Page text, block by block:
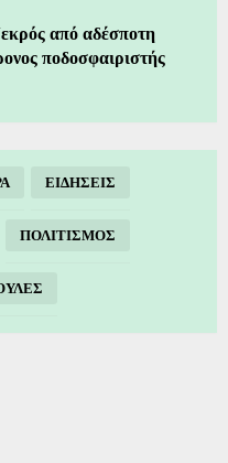
από αδέσποτη
ποδοσφαιριστής
ΕΙΔΗΣΕΙΣ
ΠΟΛΙΤΙΣΜΟΣ